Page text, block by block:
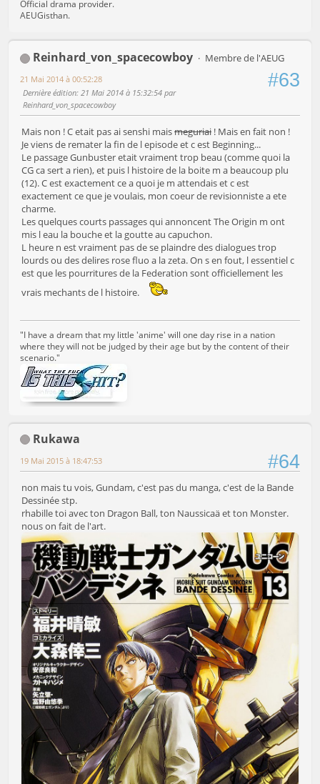
Official drama provider.
AEUGisthan.
Reinhard_von_spacecowboy Membre de l'AEUG
#63
21 Mai 2014 à 00:52:28
Dernière édition: 21 Mai 2014 à 15:32:54 par
Reinhard_von_spacecowboy
Mais non ! C etait pas ai senshi maismeguriai ! Mais en fait non !
Je viens de remater la fin de l episode et c est Beginning...
Le passage Gunbuster etait vraiment trop beau (comme quoi la
CG ca sert a rien), et puis l histoire de la boite m a beaucoup plu
(12). C est exactement ce a quoi je m attendais et c est
exactement ce que je voulais, mon coeur de revisionniste a ete
charme.
Les quelques courts passages qui annoncent The Origin m ont
mis l eau la bouche et la goutte au capuchon.
L heure n est vraiment pas de se plaindre des dialogues trop
lourds ou des delires rose fluo a la zeta. On s en fout, l essentiel c
est que les pourritures de la Federation sont officiellement les
vrais mechants de l histoire.
"I have a dream that my little 'anime' will one day rise in a nation
where they will not be judged by their age but by the content of their
scenario."
Rukawa
#64
19 Mai 2015 à 18:47:53
non mais tu vois, Gundam, c'est pas du manga, c'est de la Bande
Dessinée stp.
rhabille toi avec ton Dragon Ball, ton Naussicaä et ton Monster.
nous on fait de l'art.